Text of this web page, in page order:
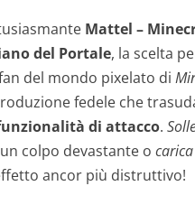
Mattel –
del Portale, la scelta
del mondo pixelato di
fedele che
di attacco.
colpo devastante o
ancor più distruttivo!